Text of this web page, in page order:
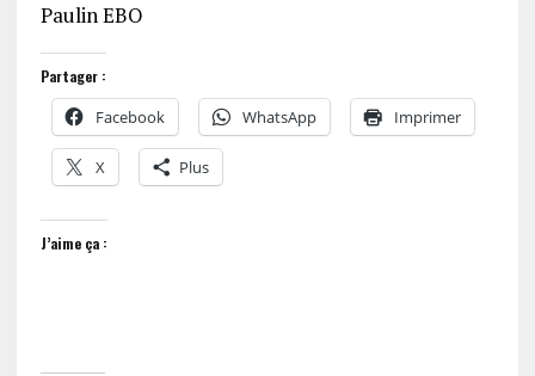
Paulin EBO
Partager :
Facebook WhatsApp Imprimer
X Plus
J’aime ça :